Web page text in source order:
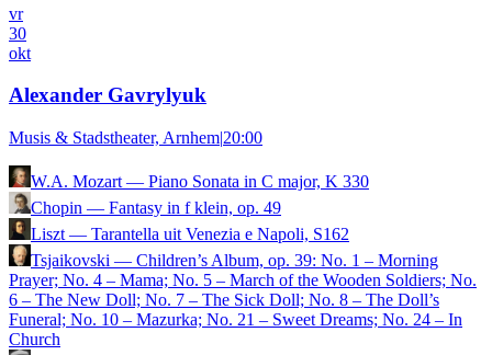
vr
30
okt
Alexander Gavrylyuk
Musis & Stadstheater, Arnhem|20:00
W.A. Mozart — Piano Sonata in C major, K 330
Chopin — Fantasy in f klein, op. 49
Liszt — Tarantella uit Venezia e Napoli, S162
Tsjaikovski — Children’s Album, op. 39: No. 1 – Morning
Prayer; No. 4 – Mama; No. 5 – March of the Wooden Soldiers; No.
6 – The New Doll; No. 7 – The Sick Doll; No. 8 – The Doll’s
Funeral; No. 10 – Mazurka; No. 21 – Sweet Dreams; No. 24 – In
Church